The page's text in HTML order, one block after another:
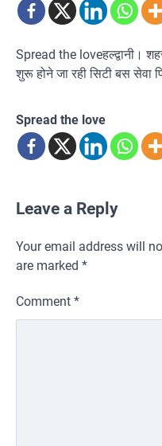
Spread the loveहल्द्वानी।
शुरू होने जा रही सिटी बस सेवा
Spread the love
Leave a Reply
Your email address will
are marked *
Comment *